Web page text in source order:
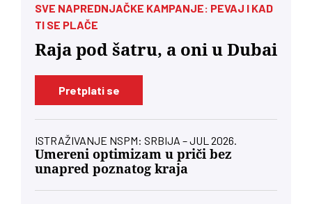
SVE NAPREDNJAČKE KAMPANJE: PEVAJ I KAD
TI SE PLAČE
Raja pod šatru, a oni u Dubai
Pretplati se
ISTRAŽIVANJE NSPM: SRBIJA – JUL 2026.
Umereni optimizam u priči bez
unapred poznatog kraja